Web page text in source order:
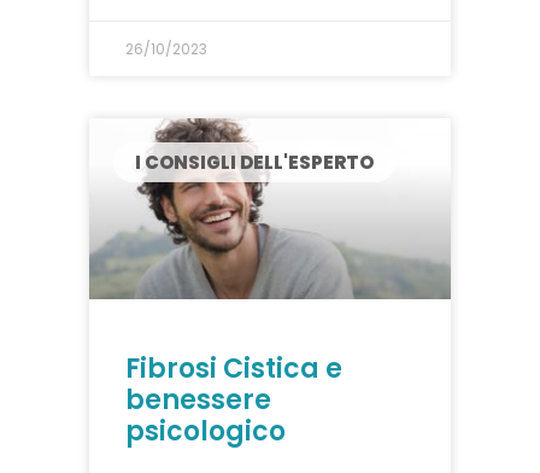
26/10/2023
I CONSIGLI DELL'ESPERTO
Fibrosi Cistica e
benessere
psicologico